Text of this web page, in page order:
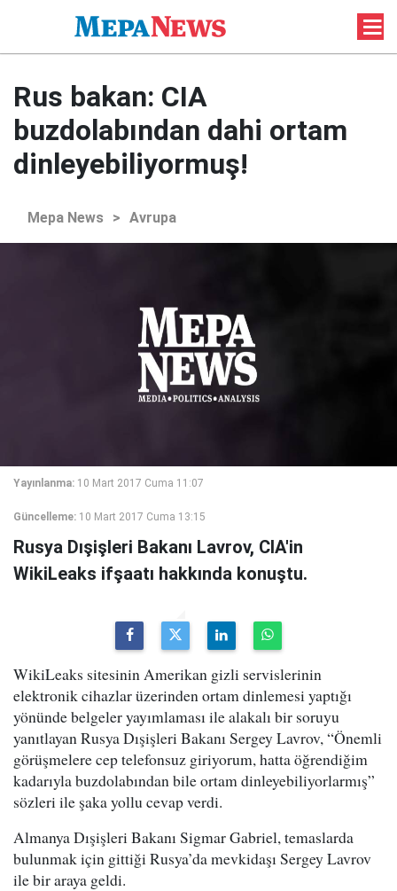
Rus bakan: CIA
buzdolabından dahi ortam
dinleyebiliyormuş!
Mepa News > Avrupa
Yayınlanma: 10 Mart 2017 Cuma 11:07
Güncelleme: 10 Mart 2017 Cuma 13:15
Rusya Dışişleri Bakanı Lavrov, CIA'in
WikiLeaks ifşaatı hakkında konuştu.
WikiLeaks sitesinin Amerikan gizli servislerinin
elektronik cihazlar üzerinden ortam dinlemesi yaptığı
yönünde belgeler yayımlaması ile alakalı bir soruyu
yanıtlayan Rusya Dışişleri Bakanı Sergey Lavrov, “Önemli
görüşmelere cep telefonsuz giriyorum, hatta öğrendiğim
kadarıyla buzdolabından bile ortam dinleyebiliyorlarmış”
sözleri ile şaka yollu cevap verdi.
Almanya Dışişleri Bakanı Sigmar Gabriel, temaslarda
bulunmak için gittiği Rusya’da mevkidaşı Sergey Lavrov
ile bir araya geldi.